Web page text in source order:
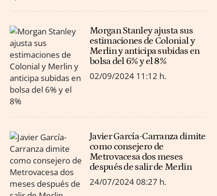
Morgan Stanley ajusta sus
estimaciones de Colonial y
Merlin y anticipa subidas en
bolsa del 6% y el 8%
02/09/2024 11:12 h.
Javier García-Carranza dimite
como consejero de
Metrovacesa dos meses
después de salir de Merlin
24/07/202408:27 h.